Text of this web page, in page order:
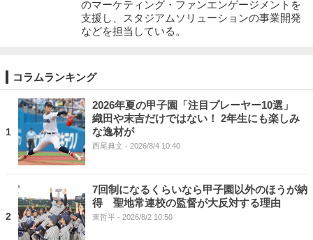
のマーケティング・ファンエンゲージメントを
支援し、スタジアムソリューションの事業開発
などを担当している。
コラムランキング
1
2026年夏の甲子園「注目プレーヤー10選」
織田や末吉だけではない！ 2年生にも楽しみ
な逸材が
西尾典文 - 2026/8/4 10:40
2
7回制になるくらいなら甲子園以外のほうが納
得 聖地常連校の監督が大反対する理由
東哲平 - 2026/8/2 10:50